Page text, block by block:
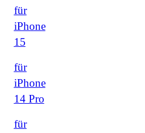
für
iPhone
15
für
iPhone
14 Pro
für